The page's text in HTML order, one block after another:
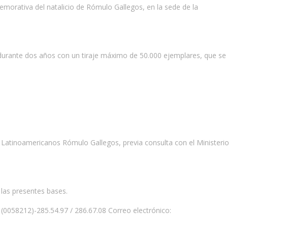
del natalicio de Rómulo Gallegos, en la sede de la
dos años con un tiraje máximo de 50.000 ejemplares, que se
Rómulo Gallegos, previa consulta con el Ministerio
presentes bases.
285.54.97 / 286.67.08 Correo electrónico: